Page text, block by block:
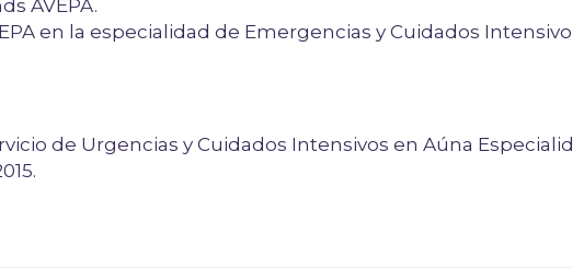
AVEPA.
en la especialidad de Emergencias y Cuidados
de Urgencias y Cuidados Intensivos en Aúna